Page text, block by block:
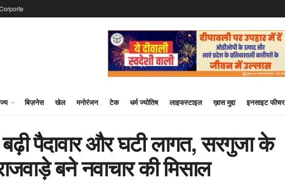
बिज़नेस खेल मनोरंजन टेक धर्म ज्योतिष लाइफस्टाइल ख़ास मुद्दा इनसाइट फीचर
पैदावार और घटी लागत, सरगुजा के
बने नवाचार की मिसाल